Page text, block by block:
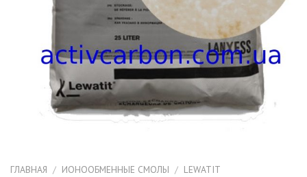
ГЛАВНАЯ / ИОНООБМЕННЫЕ СМОЛЫ / LEWATIT